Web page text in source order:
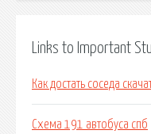
Links to Important
Как достать соседа
Схема 191 автобуса спб